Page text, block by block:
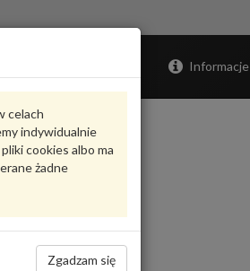
Informacje
celach
indywidualnie
cookies albo ma
żadne
Zgadzam się